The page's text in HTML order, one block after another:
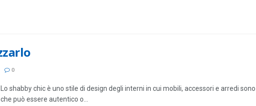
0
Lo shabby chic è uno stile di design degli interni in cui mobili, accessori e arredi
che può essere autentico o...